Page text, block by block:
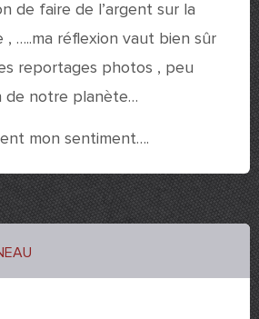
de faire de l’argent sur la
, …..ma réflexion vaut bien sûr
reportages photos , peu
de notre planète…
mon sentiment….